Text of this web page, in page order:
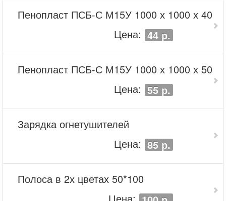
Пенопласт ПСБ-С М15У 1000 х 1000 х 40
Цена: 44 р.
Пенопласт ПСБ-С М15У 1000 х 1000 х 50
Цена: 55 р.
Зарядка огнетушителей
Цена: 85 р.
Полоса в 2х цветах 50*100